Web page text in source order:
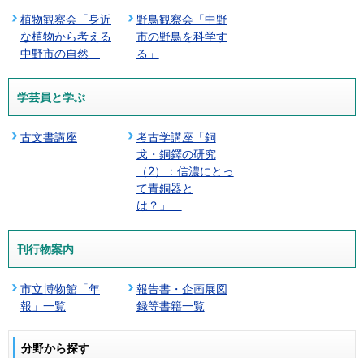
植物観察会「身近
な植物から考える
中野市の自然」
野鳥観察会「中野
市の野鳥を科学す
る」
学芸員と学ぶ
古文書講座
考古学講座「銅
戈・銅鐸の研究
（2）：信濃にとっ
て青銅器と
は？」
刊行物案内
市立博物館「年
報」一覧
報告書・企画展図
録等書籍一覧
分野から探す